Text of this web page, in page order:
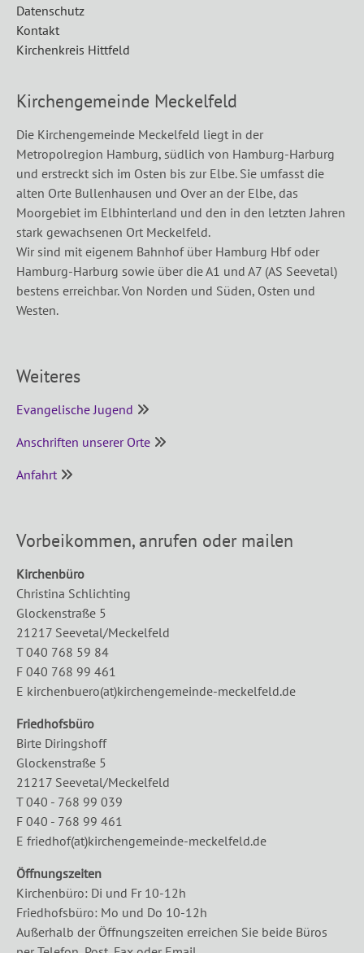
Datenschutz
Kontakt
Kirchenkreis Hittfeld
Kirchengemeinde Meckelfeld
Die Kirchengemeinde Meckelfeld liegt in der
Metropolregion Hamburg, südlich von Hamburg-Harburg
und erstreckt sich im Osten bis zur Elbe. Sie umfasst die
alten Orte Bullenhausen und Over an der Elbe, das
Moorgebiet im Elbhinterland und den in den letzten Jahren
stark gewachsenen Ort Meckelfeld.
Wir sind mit eigenem Bahnhof über Hamburg Hbf oder
Hamburg-Harburg sowie über die A1 und A7 (AS Seevetal)
bestens erreichbar. Von Norden und Süden, Osten und
Westen.
Weiteres
Evangelische Jugend
Anschriften unserer Orte
Anfahrt
Vorbeikommen, anrufen oder mailen
Kirchenbüro
Christina Schlichting
Glockenstraße 5
21217 Seevetal/Meckelfeld
T 040 768 59 84
F 040 768 99 461
E kirchenbuero(at)kirchengemeinde-meckelfeld.de
Friedhofsbüro
Birte Diringshoff
Glockenstraße 5
21217 Seevetal/Meckelfeld
T 040 - 768 99 039
F 040 - 768 99 461
E friedhof(at)kirchengemeinde-meckelfeld.de
Öffnungszeiten
Kirchenbüro: Di und Fr 10-12h
Friedhofsbüro: Mo und Do 10-12h
Außerhalb der Öffnungszeiten erreichen Sie beide Büros